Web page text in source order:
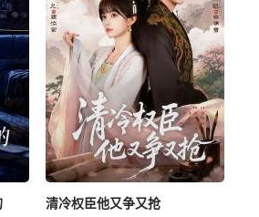
清冷权臣他又争又抢